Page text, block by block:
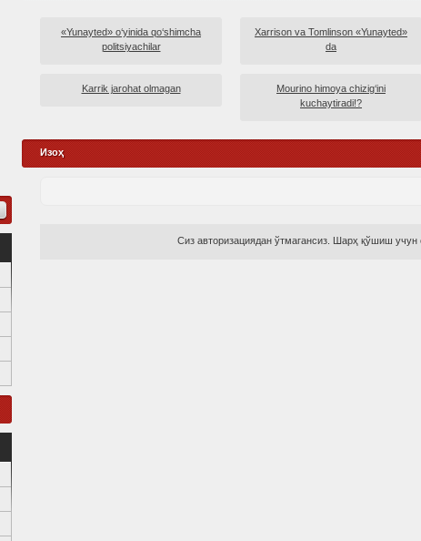
«Yunayted» o‘yinida qo‘shimcha
politsiyachilar
Xarrison va Tomlinson «Yunayted»
da
Karrik jarohat olmagan
Mourino himoya chizig‘ini
kuchaytiradi!?
Изоҳ
Сиз авторизациядан ўтмагансиз. Шарҳ қўшиш учун